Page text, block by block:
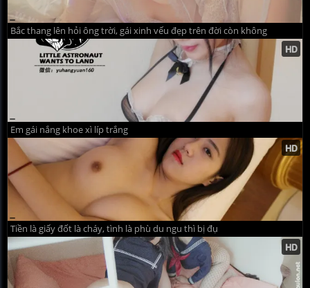
Bắc thang lên hỏi ông trời, gái xinh vếu đẹp trên đời còn không
Em gái nắng khoe xì líp trắng
Tiền là giấy đốt là cháy, tình là phù du ngu thì bị đụ